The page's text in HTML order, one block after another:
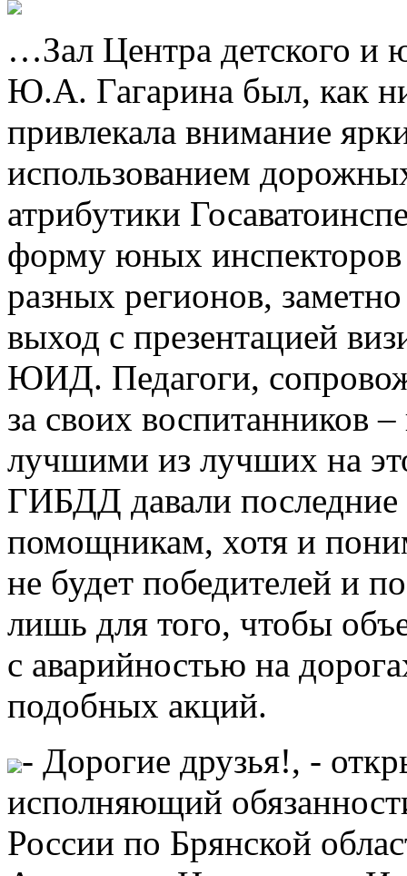
…Зал Центра детского и
Ю.А. Гагарина был, как
привлекала внимание
использованием
атрибутики
форму юных
разных регионов,
выход с презентацией
ЮИД. Педагоги,
за своих воспитанников
лучшими из лучших на
ГИБДД давали
помощникам, хотя и
не будет победителей и
лишь для того, чтобы
с аварийностью на
подобных акций.
- Дорогие друзья!, -
исполняющий
России по Брянской